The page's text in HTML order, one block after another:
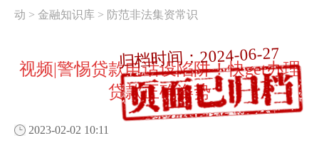
归档时间：2024-06-27
动 > 金融知识库 > 防范非法集资常识
视频|警惕贷款电话设陷阱！快get办理
贷款正确姿势
2023-02-02 10:11